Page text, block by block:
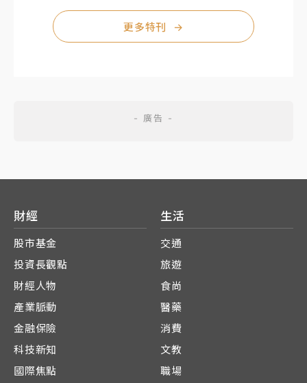
更多特刊 →
財經
股市基金
投資長觀點
財經人物
產業脈動
金融保險
科技新知
國際焦點
生活
交通
旅遊
食尚
醫藥
消費
文教
職場